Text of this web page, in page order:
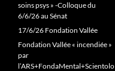
soins psys » -Colloque du
6/6/26 au Sénat
17/6/26 Fondation Vallée
Fondation Vallée « incendiée »
par
l’ARS+FondaMental+Scientolo